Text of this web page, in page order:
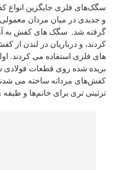
سگک‌های فلزی جایگزین انواع
و جدیدی در میان مردان
گرفته شد. سگک های کفش به
کردند، و درباریان در لندن از
های فلزی استفاده می کردند.
بریده شده روی قطعات فولادی
کفش‌های مردانه ساخته می
تزئینی ‌تری برای خانم‌ها و طبقه